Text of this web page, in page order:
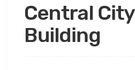
Central City
Building